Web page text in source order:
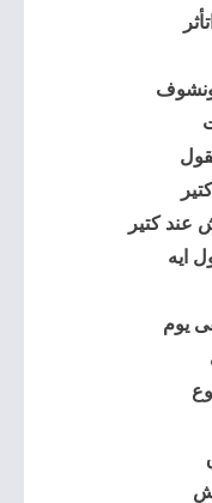
كتير
ايه
يوم